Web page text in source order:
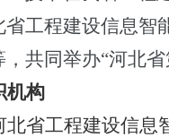
工程建设信息智
共同举办“河北
机构
北省工程建设信息